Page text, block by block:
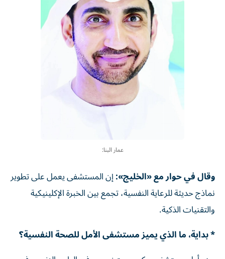
عمار البنا:
وقال في حوار مع «الخليج»:إن المستشفى يعمل على تطوير
نماذج حديثة للرعاية النفسية، تجمع بين الخبرة الإكلينيكية
والتقنيات الذكية.
* بداية، ما الذي يميز مستشفى الأمل للصحة النفسية؟